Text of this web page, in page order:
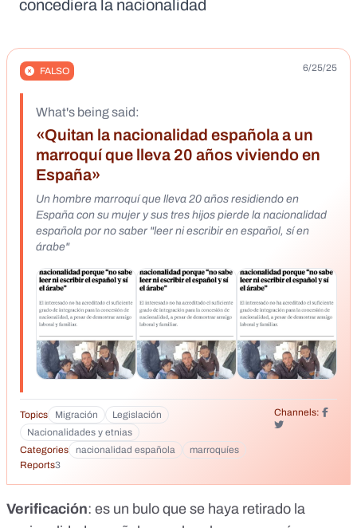
concediera la nacionalidad
FALSO 6/25/25
What's being said:
«Quitan la nacionalidad española a un
marroquí que lleva 20 años viviendo en
España»
Un hombre marroquí que lleva 20 años residiendo en
España con su mujer y sus tres hijos pierde la nacionalidad
española por no saber "leer ni escribir en español, sí en
árabe"
Topics Migración
Legislación
Nacionalidades y etnias
Channels:
Categories nacionalidad española
marroquíes
Reports3
Verificación: es un bulo que se haya retirado la